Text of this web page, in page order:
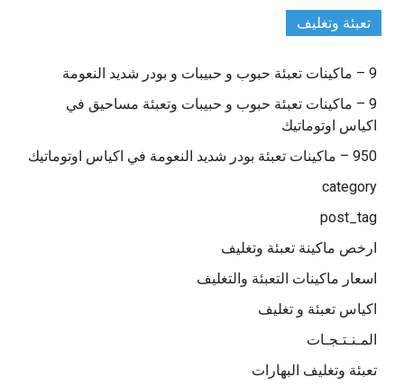
تعبئة وتغليف
9 – ماكينات تعبئة حبوب و حبيبات و بودر شديد النعومة
9 – ماكينات تعبئة حبوب و حبيبات وتعبئة مساحيق في
اكياس اوتوماتيك
950 – ماكينات تعبئة بودر شديد النعومة في اكياس اوتوماتيك
category
post_tag
ارخص ماكينة تعبئة وتغليف
اسعار ماكينات التعبئة والتغليف
اكياس تعبئة و تغليف
المـنـتـجـات
تعبئة وتغليف البهارات